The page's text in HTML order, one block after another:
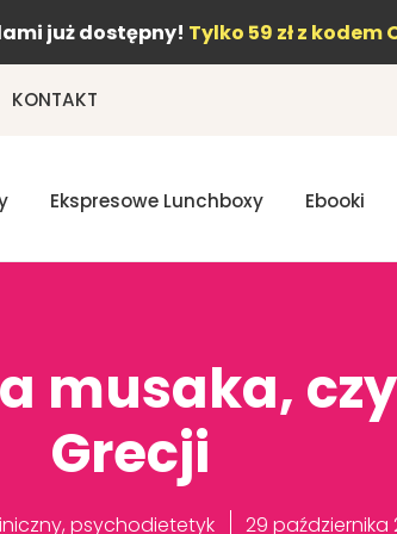
już dostępny! Tylko 59 zł z kodem
KONTAKT
Ekspresowe Lunchboxy Ebooki
musaka,
Grecji
psychodietetyk 29 października